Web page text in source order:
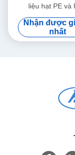
liệu hạt PE và
Nhận được
nhất